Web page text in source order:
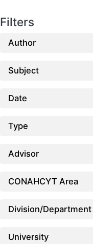
Filters
Author
Subject
Date
Type
Advisor
CONAHCYT Area
Division/Department
University